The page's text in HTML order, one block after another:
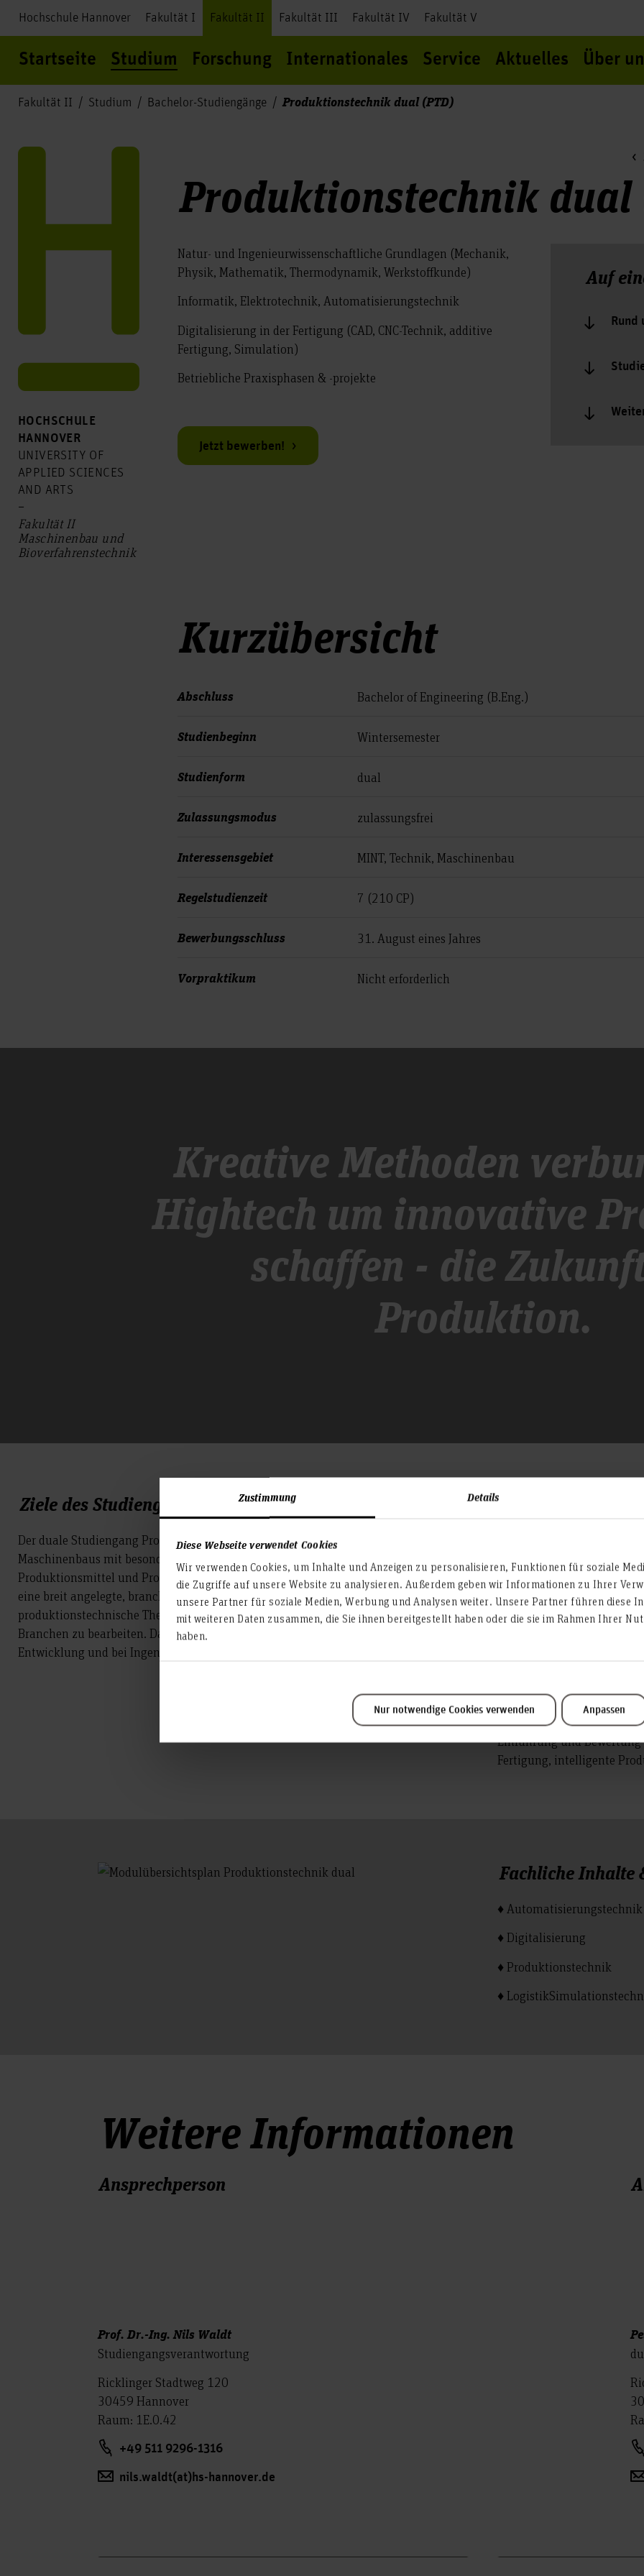
Zustimmung Details
Diese Webseite verwendet Cookies
Wir verwenden Cookies, um Inhalte und Anzeigen zu personalisieren, Funktionen für soziale
die Zugriffe auf unsere Website zu analysieren. Außerdem geben wir Informationen zu Ihrer
unsere Partner für soziale Medien, Werbung und Analysen weiter. Unsere Partner führen diese
mit weiteren Daten zusammen, die Sie ihnen bereitgestellt haben oder die sie im Rahmen Ihrer
haben.
Nur notwendige Cookies verwenden Anpassen
Hochschule Hannover Fakultät I Fakultät II Fakultät III Fakultät IV Fakultät V
Startseite Studium Forschung Internationales Service Aktuelles Über
Fakultät II Studium Bachelor-Studiengänge Produktionstechnik dual (PTD)
HOCHSCHULE
HANNOVER
UNIVERSITY OF
APPLIED SCIENCES
AND ARTS
–
Fakultät II
Maschinenbau und
Bio­verfahrens­technik
Produktionstechnik dual
Natur- und Ingenieurwissenschaftliche Grundlagen (Mechanik,
Physik, Mathematik, Thermodynamik, Werkstoffkunde)
Informatik, Elektrotechnik, Automatisierungstechnik
Digitalisierung in der Fertigung (CAD, CNC-Technik, additive
Fertigung, Simulation)
Betriebliche Praxisphasen & -projekte
Jetzt bewerben!
Auf
Rund
Kurzübersicht
Abschluss Bachelor of Engineering (B.Eng.)
Studienbeginn Wintersemester
Studienform dual
Zulassungsmodus zulassungsfrei
Interessensgebiet MINT, Technik, Maschinenbau
Regelstudienzeit 7 (210 CP)
Bewerbungsschluss 31. August eines Jahres
Vorpraktikum Nicht erforderlich
Kreative Methoden
Hightech um innovative
schaffen - die
Produktion.
Ziele des Studienganges
Der duale Studiengang Produktionstechnik vermittelt umfassend die Grundlagen des
Maschinenbaus mit besonderer Vertiefung der Themen Produktionstechnologie,
Produktionsmittel und Produktionslogistik. Absolventen besitzen nach dem Studium
eine breit angelegte, branchenunabhängige Qualifikation, um
produktionstechnische Themen in unterschiedlichen Unternehmensbereichen und
Branchen zu bearbeiten. Daneben sind Absolventen ebenfalls in der Forschung,
Entwicklung und bei Ingenieurbüros sehr gefragt.
Typische Tätigkeitsfelder
Planung und Entwicklung
unterschiedlichen
Entwicklung und
Betriebsmittel- und
Team- und Projektleitung
Einführung und
Fertigung, intelligente
Fachliche Inhalte
♦ Automatisierungstechnik
♦ Digitalisierung
♦ Produktionstechnik
♦
Weitere Informationen
Ansprechperson
Prof. Dr.-Ing. Nils Waldt
Studiengangsverantwortung
Ricklinger Stadtweg 120
30459 Hannover
Raum: 1E.0.42
+49 511 9296-1316
nils.waldt(at)hs-hannover.de